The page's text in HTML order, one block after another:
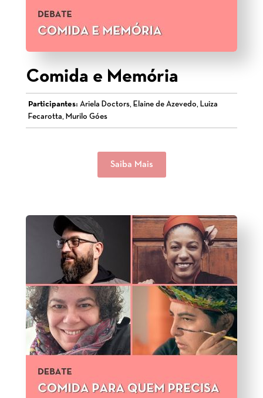
Comida e Memória
Participantes: Ariela Doctors, Elaine de Azevedo, Luiza
Fecarotta, Murilo Góes
Saiba Mais